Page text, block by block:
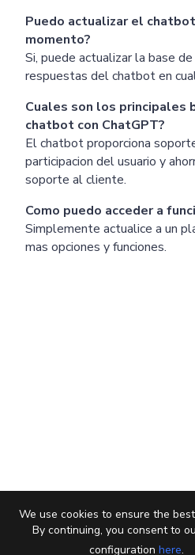
We use cookies to ensure the
By continuing, you consent to
configuration here.
Puedo actualizar el
momento?
Si, puede actualizar la base
respuestas del chatbot en
Cuales son los principales
chatbot con ChatGPT?
El chatbot proporciona
participacion del usuario y
soporte al cliente.
Como puedo acceder a
Simplemente actualice a un
mas opciones y funciones.